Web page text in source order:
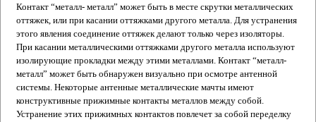
Контакт “металл- металл” может быть в месте скрутки металлических
оттяжек, или при касании оттяжками другого металла. Для устранения
этого явления соединение оттяжек делают только через изоляторы.
При касании металлическими оттяжками другого металла используют
изолирующие прокладки между этими металлами. Контакт “металл-
металл” может быть обнаружен визуально при осмотре антенной
системы. Некоторые антенные металлические мачты имеют
конструктивные прижимные контакты металлов между собой.
Устранение этих прижимных контактов повлечет за собой переделку